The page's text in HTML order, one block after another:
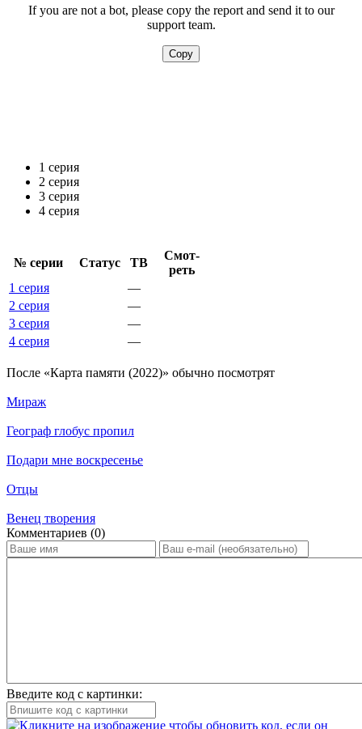
1 серия
2 серия
3 серия
4 серия
№ се­рии Ста­тус ТВ
Смот­
реть
1 серия
—
2 серия
—
3 серия
—
4 серия
—
По­сле «Карта памяти (2022)» обыч­но по­смот­рят
Мираж
Географ глобус пропил
Подари мне воскресенье
Отцы
Венец творения
Ком­мен­та­ри­ев (0)
Введите код с картинки: